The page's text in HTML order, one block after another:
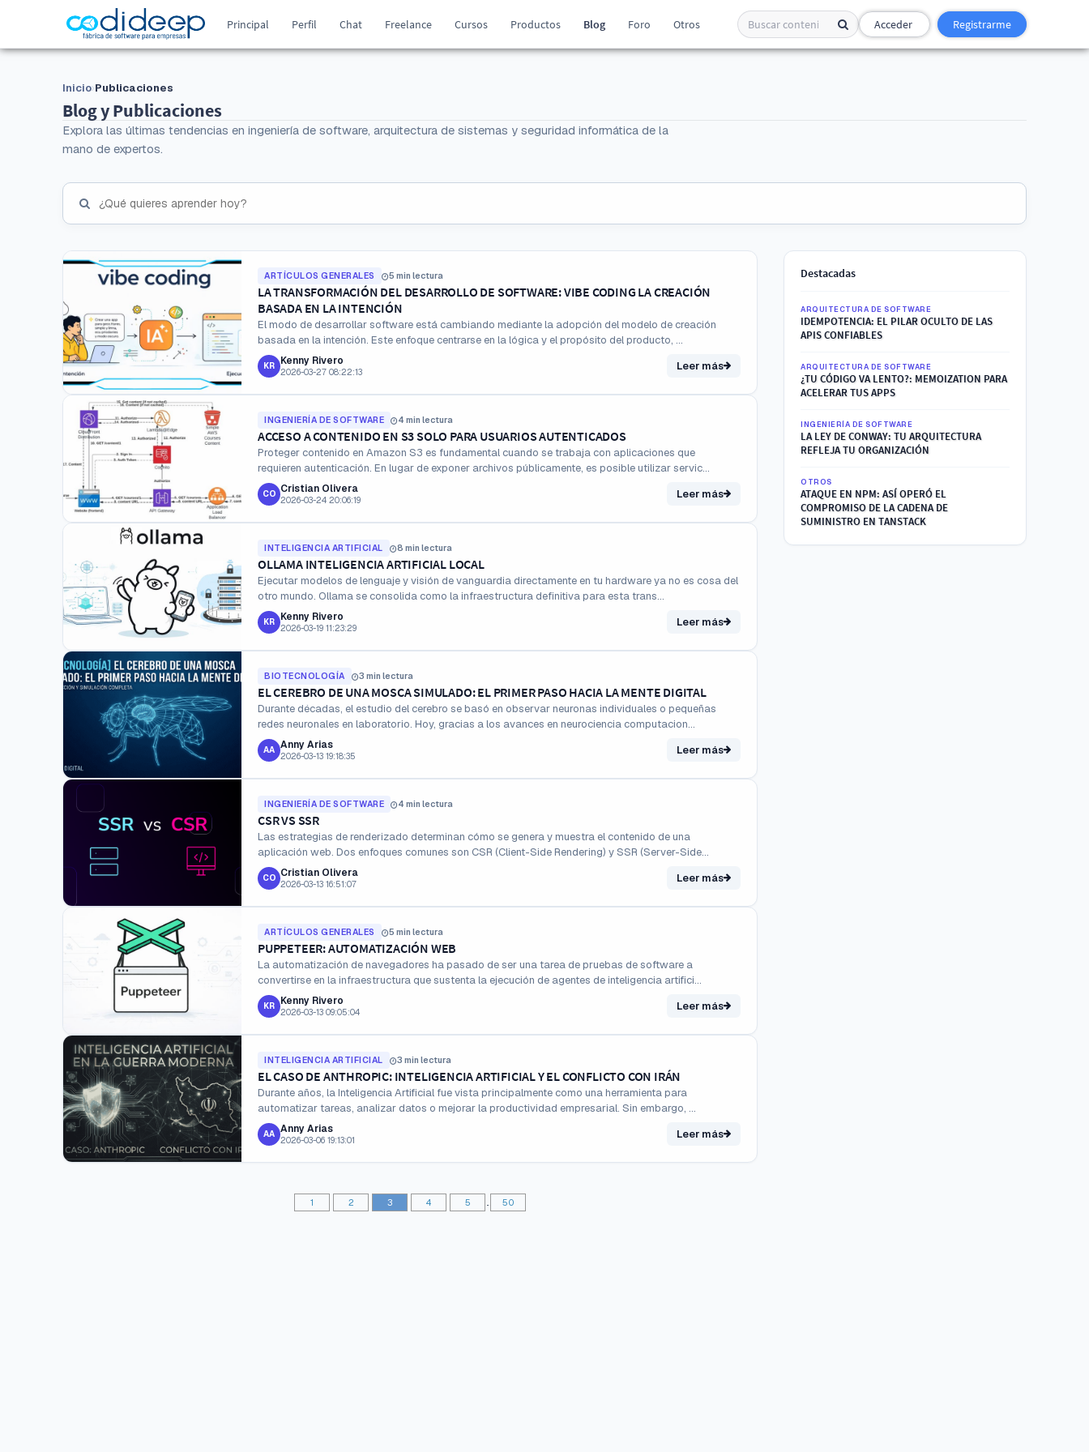
Principal Perfil Chat Freelance Cursos Productos Blog Foro Otros Acceder Registrarme
Inicio Publicaciones
Blog y Publicaciones
Explora las últimas tendencias en ingeniería de software, arquitectura de sistemas y seguridad informática de la
mano de expertos.
ARTÍCULOS GENERALES 5 min lectura
LA TRANSFORMACIÓN DEL DESARROLLO DE SOFTWARE: VIBE CODING LA CREACIÓN
BASADA EN LA INTENCIÓN
El modo de desarrollar software está cambiando mediante la adopción del modelo de creación
basada en la intención. Este enfoque centrarse en la lógica y el propósito del producto, ...
KR Kenny Rivero
2026-03-27 08:22:13 Leer más
INGENIERÍA DE SOFTWARE 4 min lectura
ACCESO A CONTENIDO EN S3 SOLO PARA USUARIOS AUTENTICADOS
Proteger contenido en Amazon S3 es fundamental cuando se trabaja con aplicaciones que
requieren autenticación. En lugar de exponer archivos públicamente, es posible utilizar servic...
CO Cristian Olivera
2026-03-24 20:06:19 Leer más
INTELIGENCIA ARTIFICIAL 8 min lectura
OLLAMA INTELIGENCIA ARTIFICIAL LOCAL
Ejecutar modelos de lenguaje y visión de vanguardia directamente en tu hardware ya no es cosa del
otro mundo. Ollama se consolida como la infraestructura definitiva para esta trans...
KR Kenny Rivero
2026-03-19 11:23:29 Leer más
BIOTECNOLOGÍA 3 min lectura
EL CEREBRO DE UNA MOSCA SIMULADO: EL PRIMER PASO HACIA LA MENTE DIGITAL
Durante décadas, el estudio del cerebro se basó en observar neuronas individuales o pequeñas
redes neuronales en laboratorio. Hoy, gracias a los avances en neurociencia computacion...
AA Anny Arias
2026-03-13 19:18:35 Leer más
INGENIERÍA DE SOFTWARE 4 min lectura
CSR VS SSR
Las estrategias de renderizado determinan cómo se genera y muestra el contenido de una
aplicación web. Dos enfoques comunes son CSR (Client-Side Rendering) y SSR (Server-Side
Rende...
CO Cristian Olivera
2026-03-13 16:51:07 Leer más
ARTÍCULOS GENERALES 5 min lectura
PUPPETEER: AUTOMATIZACIÓN WEB
La automatización de navegadores ha pasado de ser una tarea de pruebas de software a
convertirse en la infraestructura que sustenta la ejecución de agentes de inteligencia artifici...
KR Kenny Rivero
2026-03-13 09:05:04 Leer más
INTELIGENCIA ARTIFICIAL 3 min lectura
EL CASO DE ANTHROPIC: INTELIGENCIA ARTIFICIAL Y EL CONFLICTO CON IRÁN
Durante años, la Inteligencia Artificial fue vista principalmente como una herramienta para
automatizar tareas, analizar datos o mejorar la productividad empresarial. Sin embargo, ...
AA Anny Arias
2026-03-06 19:13:01 Leer más
1 2 3 4 5 .. 50
Destacadas
ARQUITECTURA DE SOFTWARE
IDEMPOTENCIA: EL PILAR OCULTO DE LAS
APIS CONFIABLES
ARQUITECTURA DE SOFTWARE
¿TU CÓDIGO VA LENTO?: MEMOIZATION PARA
ACELERAR TUS APPS
INGENIERÍA DE SOFTWARE
LA LEY DE CONWAY: TU ARQUITECTURA
REFLEJA TU ORGANIZACIÓN
OTROS
ATAQUE EN NPM: ASÍ OPERÓ EL
COMPROMISO DE LA CADENA DE
SUMINISTRO EN TANSTACK